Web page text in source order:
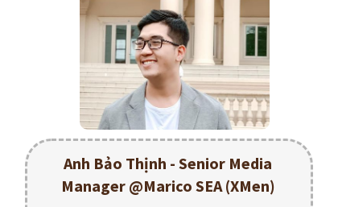
Anh Bảo Thịnh - Senior Media
Manager @Marico SEA (XMen)